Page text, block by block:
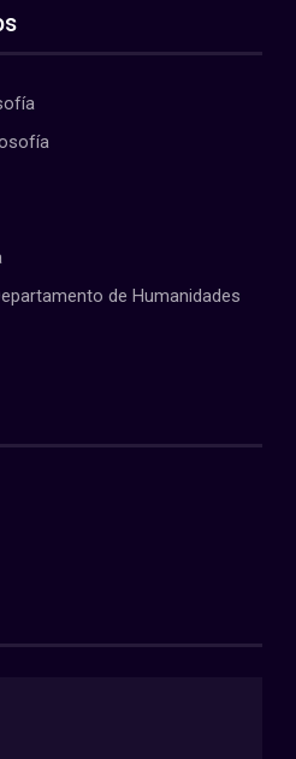
de Humanidades